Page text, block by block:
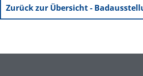
Zurück zur Übersicht -